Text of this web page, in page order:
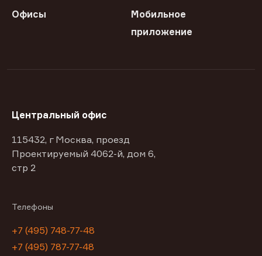
Офисы
Мобильное
приложение
Центральный офис
115432, г Москва, проезд
Проектируемый 4062-й, дом 6,
стр 2
Телефоны
+7 (495) 748-77-48
+7 (495) 787-77-48